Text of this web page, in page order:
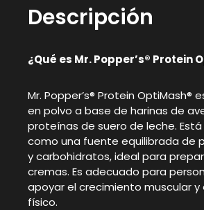
Descripción
¿Qué es Mr. Popper’s® Protein
Mr. Popper’s® Protein OptiMash®
en polvo a base de harinas de
proteínas de suero de leche.
como una fuente equilibrada de
y carbohidratos, ideal para
cremas. Es adecuado para
apoyar el crecimiento muscular y
físico.